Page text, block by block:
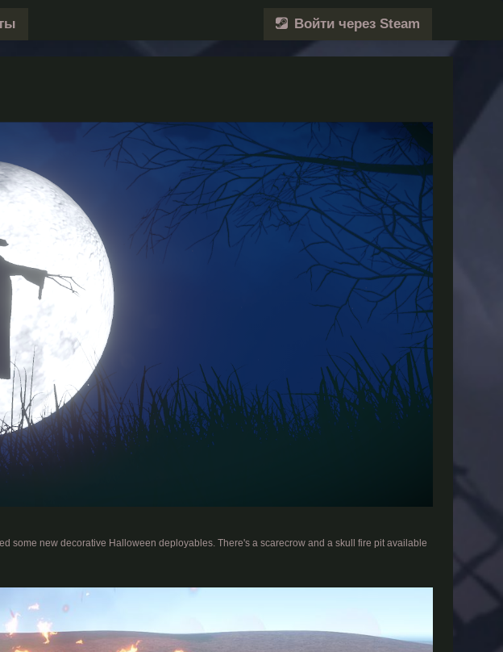
Войти через Steam
some new decorative Halloween deployables. There's a scarecrow and a skull fire pit available